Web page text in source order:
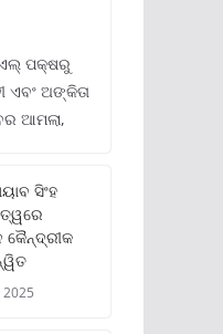
ପକ୍ଷରୁ
ଏବଂ ଅଙ୍କିତା
ଆମଲା,
ସିଂହ
କୈନ୍ଦ୍ରୀକ